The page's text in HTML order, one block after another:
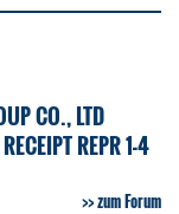
CO., LTD
REPR 1-4
zum Forum